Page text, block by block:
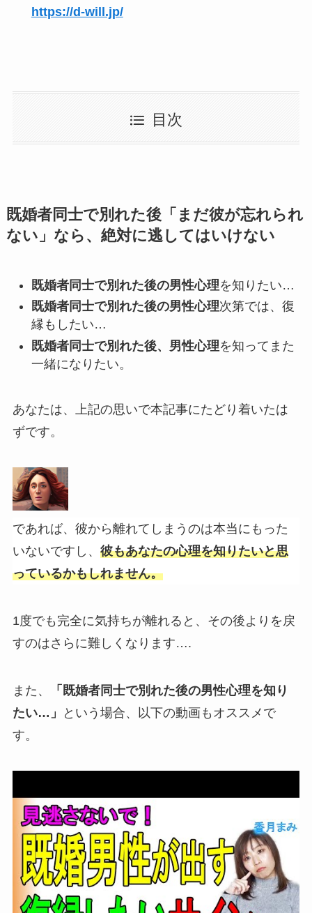
https://d-will.jp/
目次
既婚者同士で別れた後「まだ彼が忘れられ
ない」なら、絶対に逃してはいけない
既婚者同士で別れた後の男性心理を知りたい…
既婚者同士で別れた後の男性心理次第では、復
縁もしたい…
既婚者同士で別れた後、男性心理を知ってまた
一緒になりたい。
あなたは、上記の思いで本記事にたどり着いたは
ずです。
であれば、彼から離れてしまうのは本当にもった
いないですし、 彼もあなたの心理を知りたいと思
っているかもしれません。
1度でも完全に気持ちが離れると、その後よりを戻
すのはさらに難しくなります….
また、
「既婚者同士で別れた後の男性心理を知り
たい…」
という場合、以下の動画もオススメで
す。